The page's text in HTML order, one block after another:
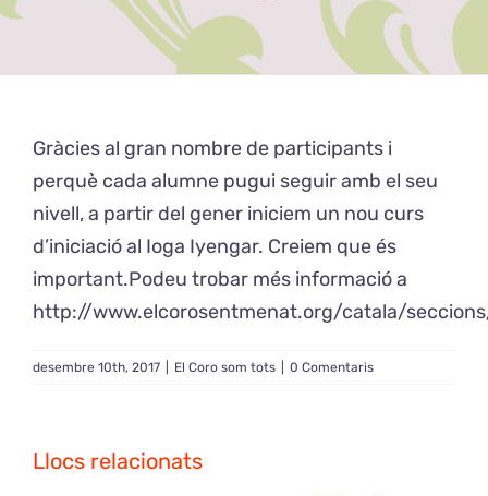
El Coro som tots
Activitats
Exposicions
El Cafè del Coro
Teatre del Coro
Gràcies al gran nombre de participants i
perquè cada alumne pugui seguir amb el seu
nivell, a partir del gener iniciem un nou curs
d’iniciació al Ioga Iyengar. Creiem que és
important.Podeu trobar més informació a
http://www.elcorosentmenat.org/catala/
desembre 10th, 2017 El Coro som tots 0 Comentaris
Llocs relacionats